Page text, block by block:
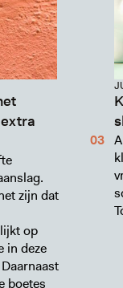
zijn dat
op
in deze
boetes